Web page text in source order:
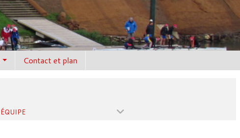
Contact et plan
ÉQUIPE